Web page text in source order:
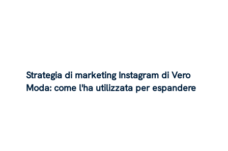
Strategia di marketing Instagram di Vero
Moda: come l'ha utilizzata per espandere